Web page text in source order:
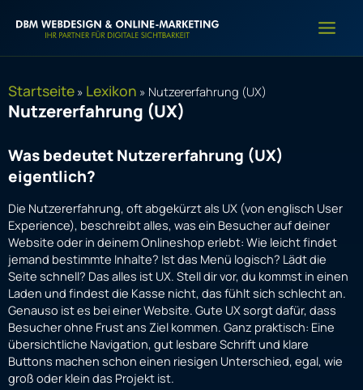
Inhalt
Startseite » Lexikon » Nutzererfahrung (UX)
Nutzererfahrung (UX)
Was bedeutet Nutzererfahrung (UX)
eigentlich?
Die Nutzererfahrung, oft abgekürzt als UX (von englisch User
Experience), beschreibt alles, was ein Besucher auf deiner
Website oder in deinem Onlineshop erlebt: Wie leicht findet
jemand bestimmte Inhalte? Ist das Menü logisch? Lädt die
Seite schnell? Das alles ist UX. Stell dir vor, du kommst in einen
Laden und findest die Kasse nicht, das fühlt sich schlecht an.
Genauso ist es bei einer Website. Gute UX sorgt dafür, dass
Besucher ohne Frust ans Ziel kommen. Ganz praktisch: Eine
übersichtliche Navigation, gut lesbare Schrift und klare
Buttons machen schon einen riesigen Unterschied, egal, wie
groß oder klein das Projekt ist.